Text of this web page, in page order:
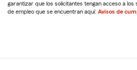
garantizar que los solicitantes tengan acceso a los
de empleo que se encuentran aquí: Avisos de